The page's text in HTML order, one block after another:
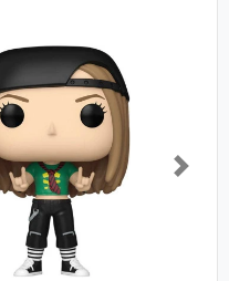
Next